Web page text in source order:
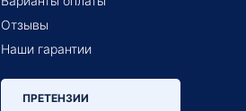
Отзывы
Наши гарантии
ПРЕТЕНЗИИ